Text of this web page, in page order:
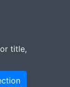
title,